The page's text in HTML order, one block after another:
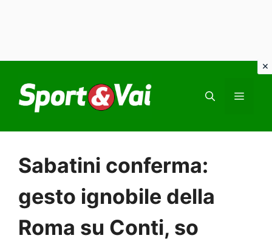
contenuto
Sabatini conferma:
gesto ignobile della
Roma su Conti, so